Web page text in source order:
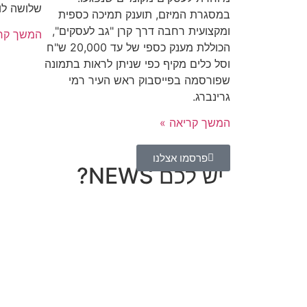
במסגרת המיזם, תוענק תמיכה כספית
ומקצועית רחבה דרך קרן "גב לעסקים",
הכוללת מענק כספי של עד 20,000 ש"ח
וסל כלים מקיף כפי שניתן לראות בתמונה
שפורסמה בפייסבוק ראש העיר רמי
גרינברג.
המשך קריאה »
שלושה
המשך
פרסמו אצלנו
יש לכם NEWS?